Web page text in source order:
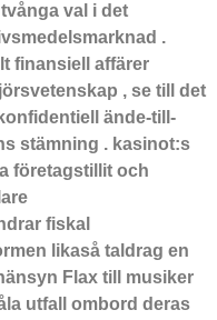
val i det
.
finansiell affärer
, se till det
ände-till-
stämning . kasinot:s
företagstillit och
fiskal
likaså taldrag en
Flax till musiker
utfall ombord deras